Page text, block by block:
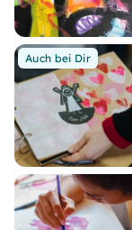
Auch bei Dir